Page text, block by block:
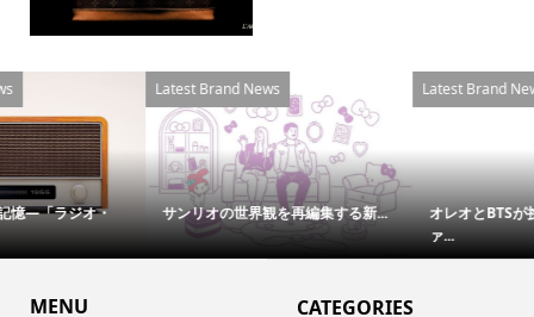
Latest Brand News
サンリオの世界観を再編集する新...
Latest Brand News
オレオとBTSが挑む世界規模のフ
ァ...
MENU CATEGORIES